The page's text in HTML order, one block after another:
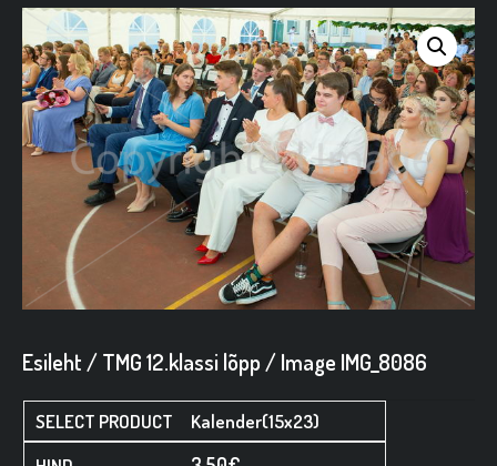
Esileht /TMG 12.klassi lõpp / Image IMG_8086
Kalender(15x23)